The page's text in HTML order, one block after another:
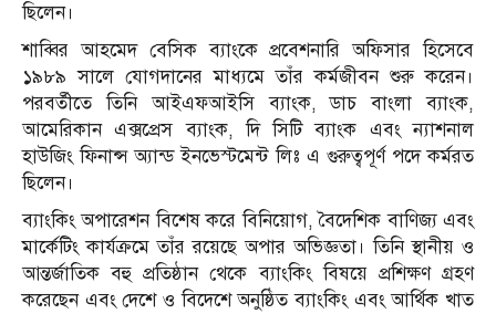
ছিলেন।
শাব্বির আহমেদ বেসিক ব্যাংকে প্রবেশনারি অফিসার হিসেবে
১৯৮৯ সালে যোগদানের মাধ্যমে তাঁর কর্মজীবন শুরু করেন।
পরবর্তীতে তিনি আইএফআইসি ব্যাংক, ডাচ বাংলা ব্যাংক,
আমেরিকান এক্সপ্রেস ব্যাংক, দি সিটি ব্যাংক এবং ন্যাশনাল
হাউজিং ফিনান্স অ্যান্ড ইনভেস্টমেন্ট লিঃ এ গুরুত্বপূর্ণ পদে কর্মরত
ছিলেন।
ব্যাংকিং অপারেশন বিশেষ করে বিনিয়োগ, বৈদেশিক বাণিজ্য এবং
মার্কেটিং কার্যক্রমে তাঁর রয়েছে অপার অভিজ্ঞতা। তিনি স্থানীয় ও
আন্তর্জাতিক বহু প্রতিষ্ঠান থেকে ব্যাংকিং বিষয়ে প্রশিক্ষণ গ্রহণ
করেছেন এবং দেশে ও বিদেশে অনুষ্ঠিত ব্যাংকিং এবং আর্থিক খাত